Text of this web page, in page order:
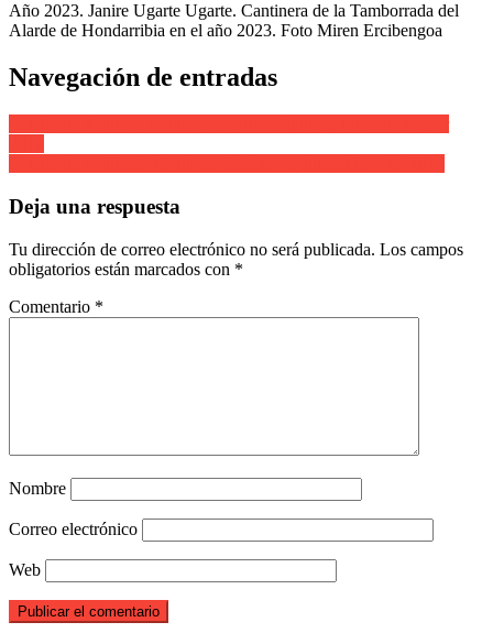
Año 2023. Janire Ugarte Ugarte. Cantinera de la Tamborrada del
Alarde de Hondarribia en el año 2023. Foto Miren Ercibengoa
Navegación de entradas
Deja una respuesta
Tu dirección de correo electrónico no será publicada. Los campos
obligatorios están marcados con *
Comentario *
Nombre
Correo electrónico
Web